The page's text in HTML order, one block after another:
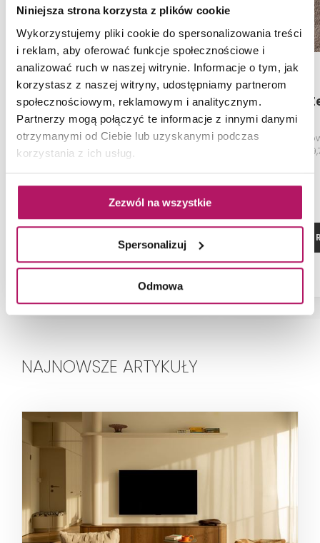
Niniejsza strona korzysta z plików cookie
Wykorzystujemy pliki cookie do spersonalizowania treści
i reklam, aby oferować funkcje społecznościowe i
analizować ruch w naszej witrynie. Informacje o tym, jak
korzystasz z naszej witryny, udostępniamy partnerom
społecznościowym, reklamowym i analitycznym.
Partnerzy mogą połączyć te informacje z innymi danymi
otrzymanymi od Ciebie lub uzyskanymi podczas
korzystania z ich usług.
Zezwól na wszystkie
Spersonalizuj
Odmowa
Nowa Gala Zenith ZN 02
Płytka podłogowa, natura,
59,7x59,7 cm
Nowa Gala
Płytka
ZOBACZ
NAJNOWSZE ARTYKUŁY